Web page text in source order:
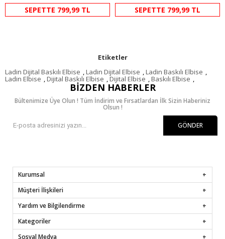
SEPETTE 799,99 TL SEPETTE 799,99 TL
Etiketler
Ladin Dijital Baskılı Elbise
Ladin Dijital Elbise Ladin Baskılı Elbise
Ladin Elbise Dijital Baskılı Elbise Dijital Elbise Baskılı Elbise
BIZDEN HABERLER
Bültenimize Üye Olun ! Tüm İndirim ve Fırsatlardan İlk Sizin Haberiniz
Olsun !
GÖNDER
Kurumsal
Müşteri İlişkileri
Yardım ve Bilgilendirme
Kategoriler
Sosyal Medya